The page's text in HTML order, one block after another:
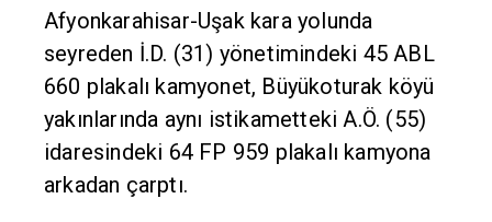
Afyonkarahisar-Uşak kara yolunda
seyreden İ.D. (31) yönetimindeki 45 ABL
660 plakalı kamyonet, Büyükoturak köyü
yakınlarında aynı istikametteki A.Ö. (55)
idaresindeki 64 FP 959 plakalı kamyona
arkadan çarptı.